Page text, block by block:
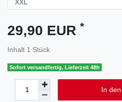
29,90 EUR *
Inhalt 1 Stück
Sofort versandfertig, Lieferzeit 48h
In